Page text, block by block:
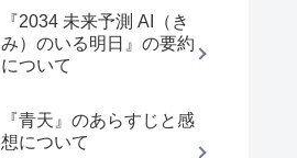
『2034 未来予測 AI（き
み）のいる明日』の要約
について
『青天』のあらすじと感
想について